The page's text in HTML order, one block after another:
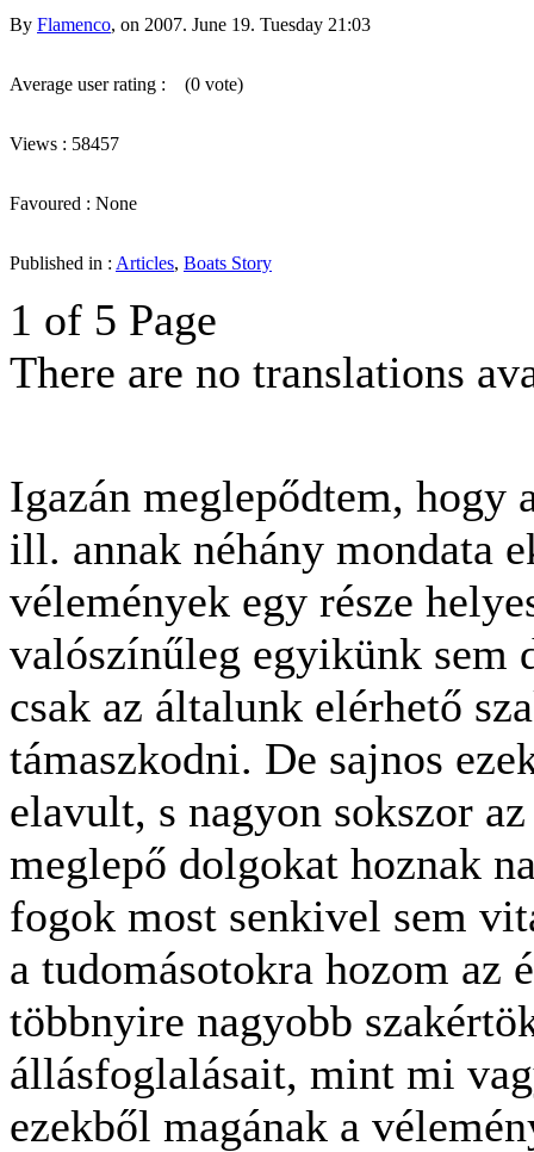
By Flamenco, on 2007. June 19. Tuesday 21:03
Average user rating : (0 vote)
Views : 58457
Favoured : None
Published in : Articles, Boats Story
1 of 5 Page
There are no translations
Igazán meglepődtem, hogy
ill. annak néhány mondata
vélemények egy része
valószínűleg egyikünk sem
csak az általunk elérhető
támaszkodni. De sajnos
elavult, s nagyon sokszor
meglepő dolgokat hoznak
fogok most senkivel sem
a tudomásotokra hozom az
többnyire nagyobb
állásfoglalásait, mint mi
ezekből magának a